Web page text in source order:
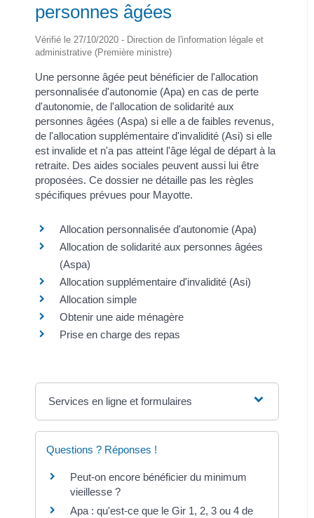
personnes âgées
Vérifié le 27/10/2020 - Direction de l'information légale et
administrative (Première ministre)
Une personne âgée peut bénéficier de l'allocation
personnalisée d'autonomie (Apa) en cas de perte
d'autonomie, de l'allocation de solidarité aux
personnes âgées (Aspa) si elle a de faibles revenus,
de l'allocation supplémentaire d'invalidité (Asi) si elle
est invalide et n'a pas atteint l'âge légal de départ à la
retraite. Des aides sociales peuvent aussi lui être
proposées. Ce dossier ne détaille pas les règles
spécifiques prévues pour Mayotte.
Allocation personnalisée d'autonomie (Apa)
Allocation de solidarité aux personnes âgées
(Aspa)
Allocation supplémentaire d'invalidité (Asi)
Allocation simple
Obtenir une aide ménagère
Prise en charge des repas
Services en ligne et formulaires
Questions ? Réponses !
Peut-on encore bénéficier du minimum
vieillesse ?
Apa : qu'est-ce que le Gir 1, 2, 3 ou 4 de